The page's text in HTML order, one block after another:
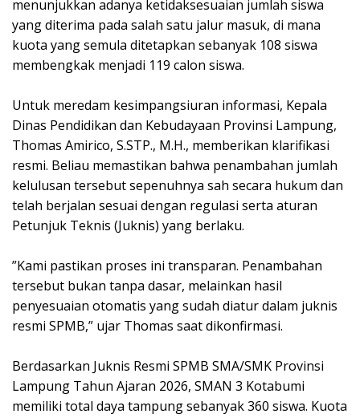
menunjukkan adanya ketidaksesuaian jumlah siswa
yang diterima pada salah satu jalur masuk, di mana
kuota yang semula ditetapkan sebanyak 108 siswa
membengkak menjadi 119 calon siswa.
‎​Untuk meredam kesimpangsiuran informasi, Kepala
Dinas Pendidikan dan Kebudayaan Provinsi Lampung,
Thomas Amirico, S.STP., M.H., memberikan klarifikasi
resmi. Beliau memastikan bahwa penambahan jumlah
kelulusan tersebut sepenuhnya sah secara hukum dan
telah berjalan sesuai dengan regulasi serta aturan
Petunjuk Teknis (Juknis) yang berlaku.
‎​”Kami pastikan proses ini transparan. Penambahan
tersebut bukan tanpa dasar, melainkan hasil
penyesuaian otomatis yang sudah diatur dalam juknis
resmi SPMB,” ujar Thomas saat dikonfirmasi.
‎​Berdasarkan Juknis Resmi SPMB SMA/SMK Provinsi
Lampung Tahun Ajaran 2026, SMAN 3 Kotabumi
memiliki total daya tampung sebanyak 360 siswa. Kuota